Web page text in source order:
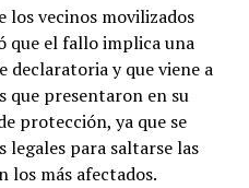
los vecinos movilizados
que el fallo implica una
declaratoria y que viene a
que presentaron en su
protección, ya que se
legales para saltarse las
los más afectados.